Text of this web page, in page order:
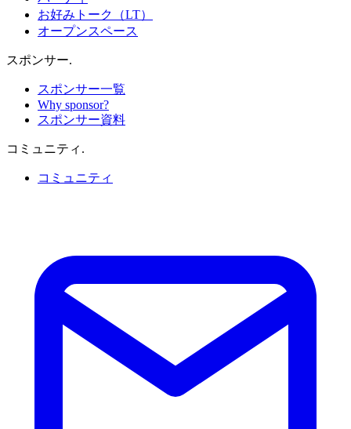
お好みトーク（LT）
オープンスペース
スポンサー.
スポンサー一覧
Why sponsor?
スポンサー資料
コミュニティ .
コミュニティ